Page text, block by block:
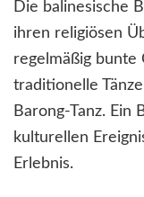
Die balinesische
ihren religiösen
regelmäßig bunte
traditionelle
Barong-Tanz. Ein
kulturellen
Erlebnis.